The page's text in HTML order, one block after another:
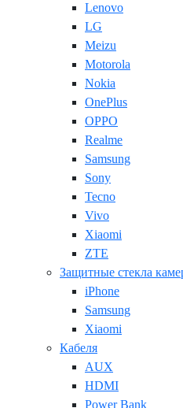
Lenovo
LG
Meizu
Motorola
Nokia
OnePlus
OPPO
Realme
Samsung
Sony
Tecno
Vivo
Xiaomi
ZTE
Защитные стекла
iPhone
Samsung
Xiaomi
Кабеля
AUX
HDMI
Power Bank